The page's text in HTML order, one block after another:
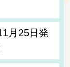
月25日発